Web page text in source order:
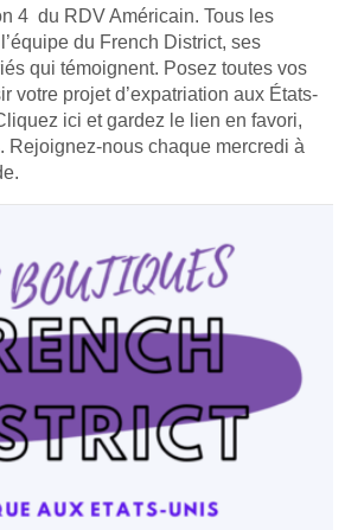
4 du RDV Américain. Tous les
du French District, ses
qui témoignent. Posez toutes vos
votre projet d’expatriation aux États-
ici et gardez le lien en favori,
Rejoignez-nous chaque mercredi à